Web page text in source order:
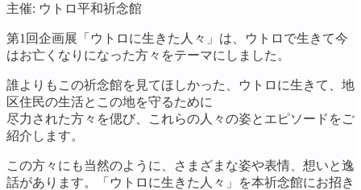
主催: ウトロ平和祈念館
第1回企画展「ウトロに生きた人々」は、ウトロで生きて今
はお亡くなりになった方々をテーマにしました。
誰よりもこの祈念館を見てほしかった、ウトロに生きて、地
区住民の生活とこの地を守るために
尽力された方々を偲び、これらの人々の姿とエピソードをご
紹介します。
この方々にも当然のように、さまざまな姿や表情、想いと逸
話があります。「ウトロに生きた人々」を本祈念館にお招き